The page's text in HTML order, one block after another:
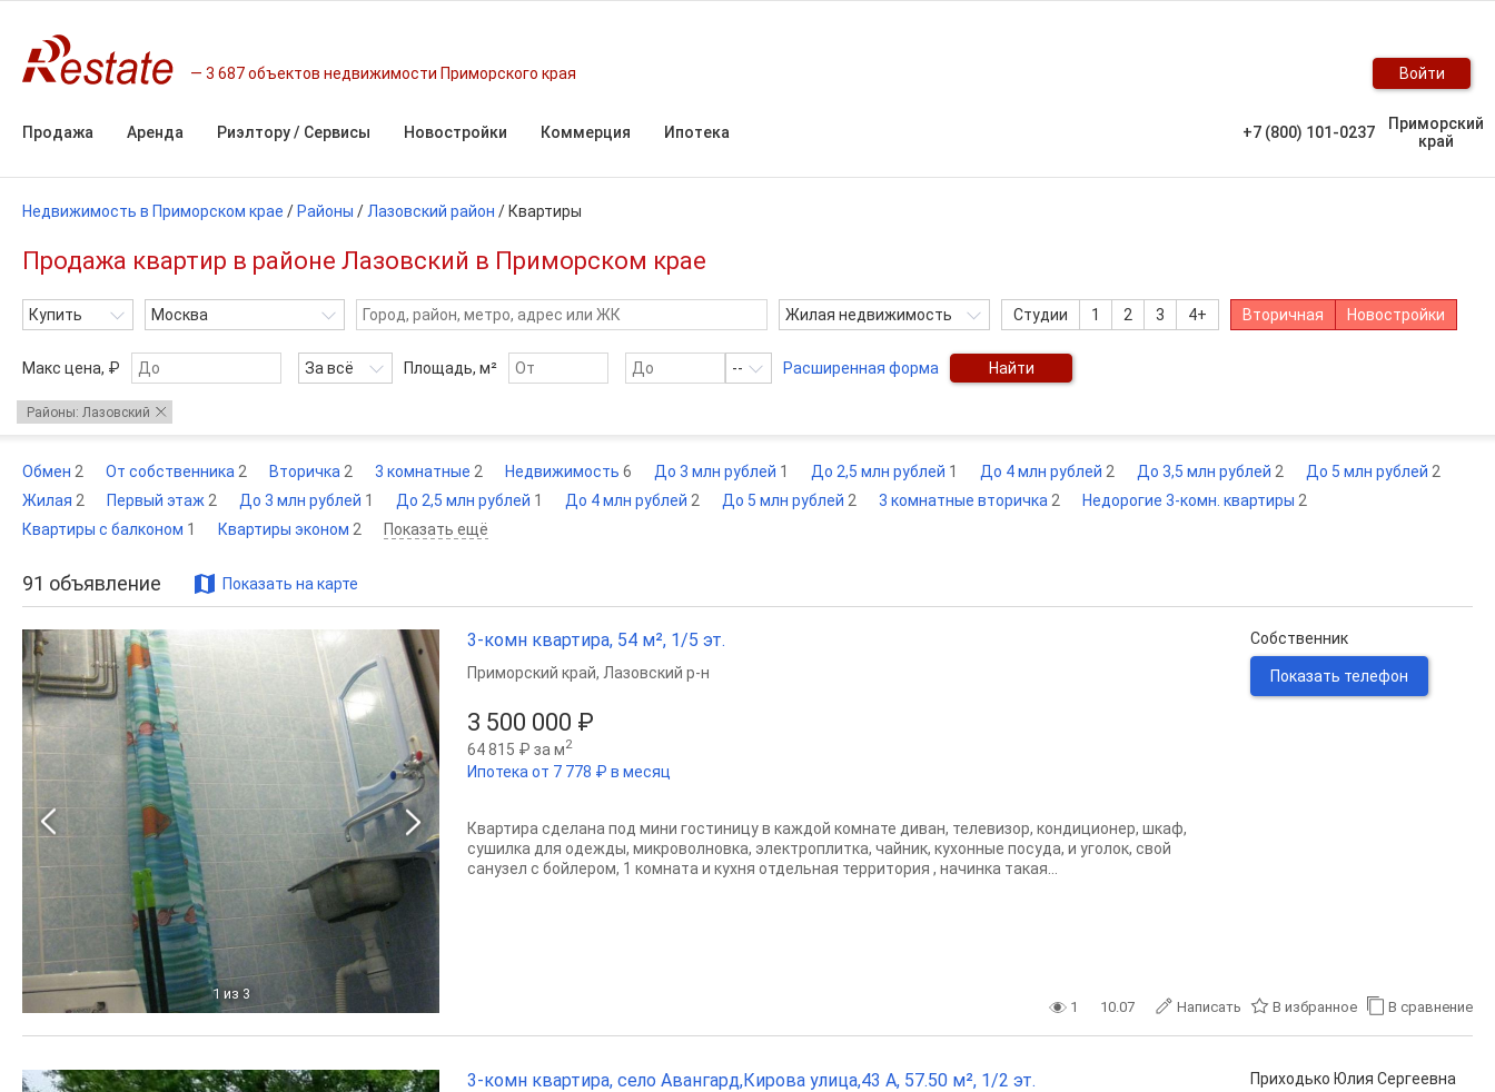
3 687 объектов недвижимости Приморского края Войти
Продажа Аренда Риэлтору / Сервисы Новостройки Коммерция Ипотека +7 (800) 101-0237
Приморский
край
Недвижимость в Приморском крае / Районы / Лазовский район / Квартиры
Продажа квартир в районе Лазовский в Приморском крае
Купить Москва Жилая недвижимость Студии 1 2 3 4+ Вторичная Новостройки
Макс цена, ₽ За всё Площадь, м² -- Расширенная форма Найти
Районы: Лазовский
Обмен 2 От собственника 2 Вторичка 2 3 комнатные 2 Недвижимость 6 До 3 млн рублей 1 До 2,5 млн рублей 1 До 4 млн рублей 2 До 3,5 млн рублей 2 До 5 млн рублей 2
Жилая 2 Первый этаж 2 До 3 млн рублей 1 До 2,5 млн рублей 1 До 4 млн рублей 2 До 5 млн рублей 2 3 комнатные вторичка 2 Недорогие 3-комн. квартиры 2
Квартиры с балконом 1 Квартиры эконом 2 Показать ещё
91 объявление Показать на карте
1 из 3
3-комн квартира, 54 м², 1/5 эт.
3 500 000 ₽
64 815 ₽ за м2
Ипотека от 7 778 ₽ в месяц
Приморский край, Лазовский р-н
Квартира сделана под мини гостиницу в каждой комнате диван, телевизор, кондиционер, шкаф,
сушилка для одежды, микроволновка, электроплитка, чайник, кухонные посуда, и уголок, свой
санузел с бойлером, 1 комната и кухня отдельная территория , начинка такая...
Собственник
Показать телефон
1 10.07 Написать В избранное В сравнение
3-комн квартира, село Авангард,Кирова улица,43 А, 57.50 м², 1/2 эт. Приходько Юлия Сергеевна